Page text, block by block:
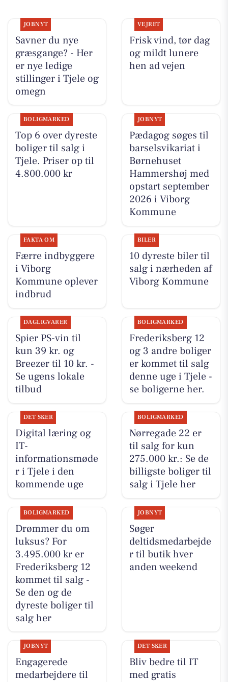
JOBNYT
Savner du nye
græsgange? - Her
er nye ledige
stillinger i Tjele og
omegn
VEJRET
Frisk vind, tør dag
og mildt lunere
hen ad vejen
BOLIGMARKED
Top 6 over dyreste
boliger til salg i
Tjele. Priser op til
4.800.000 kr
JOBNYT
Pædagog søges til
barselsvikariat i
Børnehuset
Hammershøj med
opstart september
2026 i Viborg
Kommune
FAKTA OM
Færre indbyggere
i Viborg
Kommune oplever
indbrud
BILER
10 dyreste biler til
salg i nærheden af
Viborg Kommune
DAGLIGVARER
Spier PS-vin til
kun 39 kr. og
Breezer til 10 kr. -
Se ugens lokale
tilbud
BOLIGMARKED
Frederiksberg 12
og 3 andre boliger
er kommet til salg
denne uge i Tjele -
se boligerne her.
DET SKER
Digital læring og
IT-
informationsmøde
r i Tjele i den
kommende uge
BOLIGMARKED
Nørregade 22 er
til salg for kun
275.000 kr.: Se de
billigste boliger til
salg i Tjele her
BOLIGMARKED
Drømmer du om
luksus? For
3.495.000 kr er
Frederiksberg 12
kommet til salg -
Se den og de
dyreste boliger til
salg her
JOBNYT
Søger
deltidsmedarbejde
r til butik hver
anden weekend
JOBNYT
Engagerede
medarbejdere til
DET SKER
Bliv bedre til IT
med gratis